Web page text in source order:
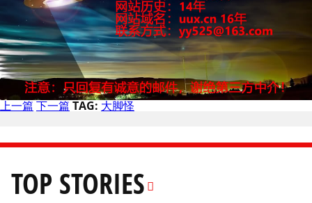
上一篇下一篇TAG:大脚怪
TOP STORIES